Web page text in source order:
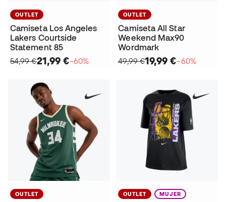
OUTLET
Camiseta Los Angeles
Lakers Courtside
Statement 85
54,99 €21,99 €−60%
OUTLET
Camiseta All Star
Weekend Max90
Wordmark
49,99 €19,99 €−60%
OUTLET OUTLET MUJER